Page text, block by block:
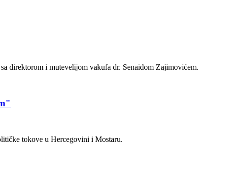
direktorom i mutevelijom vakufa dr. Senaidom Zajimovićem.
tokove u Hercegovini i Mostaru.